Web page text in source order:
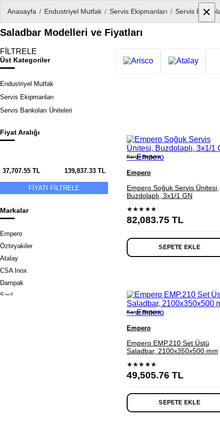
Anasayfa / Endustriyel Mutfak / Servis Ekipmanları / Servis
Saladbar Modelleri ve Fiyatları
FİLTRELE
Üst Kategoriler
Endustriyel Mutfak
Servis Ekipmanları
Servis Bankoları Üniteleri
Fiyat Aralığı
37,707.55 TL 139,837.33 TL
FİYATI FİLTRELE
Markalar
Empero
Öztiryakiler
Atalay
CSA Inox
Dampak
Sayl
listesi
Kargo Bedava
Empero
Empero Soğuk Servis Ünitesi,
Buzdolaplı, 3x1/1 GN
★★★★★
82,083.75 TL
SEPETE EKLE
Kargo Bedava
Empero
Empero EMP.210 Set Üstü
Saladbar, 2100x350x500 mm
★★★★★
49,505.76 TL
SEPETE EKLE
×
×